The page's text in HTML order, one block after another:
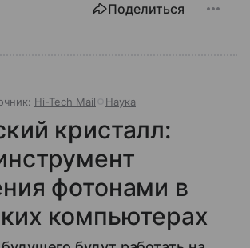
Поделиться
Hi-Tech Mail Наука
кристалл:
фотонами в
компьютерах